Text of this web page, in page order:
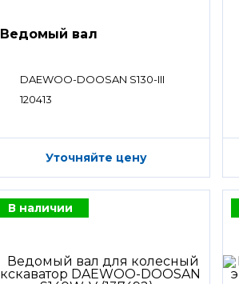
Ведомый вал
DAEWOO-DOOSAN S130-III
120413
Уточняйте цену
В наличии